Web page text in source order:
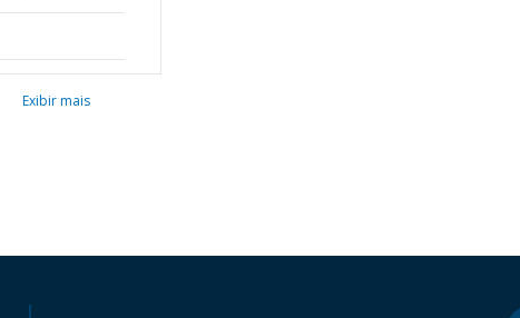
Exibir mais